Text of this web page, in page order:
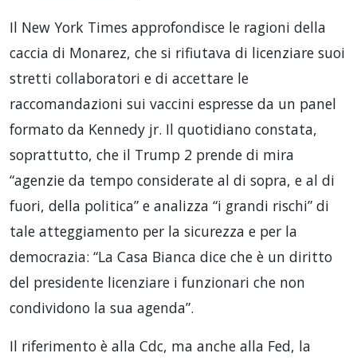
Il New York Times approfondisce le ragioni della
caccia di Monarez, che si rifiutava di licenziare suoi
stretti collaboratori e di accettare le
raccomandazioni sui vaccini espresse da un panel
formato da Kennedy jr. Il quotidiano constata,
soprattutto, che il Trump 2 prende di mira
“agenzie da tempo considerate al di sopra, e al di
fuori, della politica” e analizza “i grandi rischi” di
tale atteggiamento per la sicurezza e per la
democrazia: “La Casa Bianca dice che è un diritto
del presidente licenziare i funzionari che non
condividono la sua agenda”.
Il riferimento è alla Cdc, ma anche alla Fed, la